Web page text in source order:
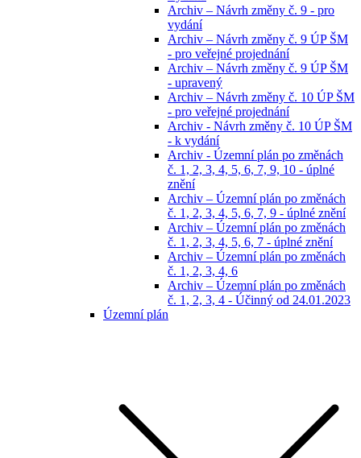
Archiv – Návrh změny č. 9 - pro
vydání
Archiv – Návrh změny č. 9 ÚP ŠM
- pro veřejné projednání
Archiv – Návrh změny č. 9 ÚP ŠM
- upravený
Archiv – Návrh změny č. 10 ÚP ŠM
- pro veřejné projednání
Archiv - Návrh změny č. 10 ÚP ŠM
- k vydání
Archiv - Územní plán po změnách
č. 1, 2, 3, 4, 5, 6, 7, 9, 10 - úplné
znění
Archiv – Územní plán po změnách
č. 1, 2, 3, 4, 5, 6, 7, 9 - úplné znění
Archiv – Územní plán po změnách
č. 1, 2, 3, 4, 5, 6, 7 - úplné znění
Archiv – Územní plán po změnách
č. 1, 2, 3, 4, 6
Archiv – Územní plán po změnách
č. 1, 2, 3, 4 - Účinný od 24.01.2023
Územní plán